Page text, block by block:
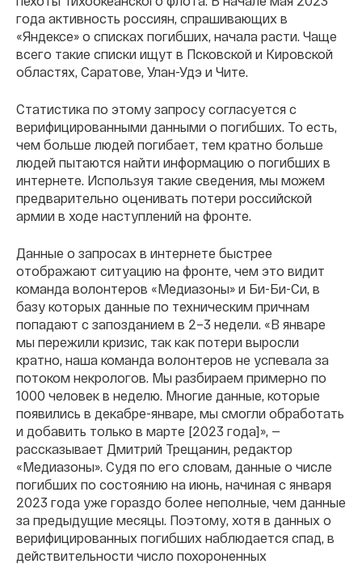
года активность россиян, спрашивающих в
«Яндексе» о списках погибших, начала расти. Чаще
всего такие списки ищут в Псковской и Кировской
областях, Саратове, Улан-Удэ и Чите.
Статистика по этому запросу согласуется с
верифицированными данными о погибших. То есть,
чем больше людей погибает, тем кратно больше
людей пытаются найти информацию о погибших в
интернете. Используя такие сведения, мы можем
предварительно оценивать потери российской
армии в ходе наступлений на фронте.
Данные о запросах в интернете быстрее
отображают ситуацию на фронте, чем это видит
команда волонтеров «Медиазоны» и Би-Би-Си, в
базу которых данные по техническим причнам
попадают с запозданием в 2–3 недели. «В январе
мы пережили кризис, так как потери выросли
кратно, наша команда волонтеров не успевала за
потоком некрологов. Мы разбираем примерно по
1000 человек в неделю. Многие данные, которые
появились в декабре-январе, мы смогли обработать
и добавить только в марте [2023 года]», —
рассказывает Дмитрий Трещанин, редактор
«Медиазоны». Судя по его словам, данные о числе
погибших по состоянию на июнь, начиная с января
2023 года уже гораздо более неполные, чем данные
за предыдущие месяцы. Поэтому, хотя в данных о
верифицированных погибших наблюдается спад, в
действительности число похороненных